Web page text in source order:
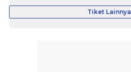
Tiket Lainnya